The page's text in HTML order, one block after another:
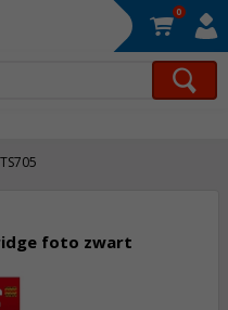
0
foto zwart